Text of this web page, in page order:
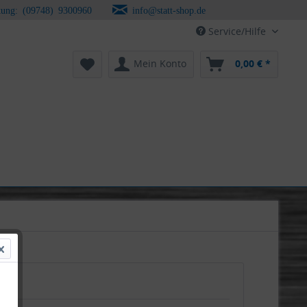
(09748) 9300960 info@statt-shop.de
Service/Hilfe
Mein Konto 0,00 € *